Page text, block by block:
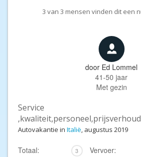
3 van 3 mensen vinden dit een
door Ed Lommel
41-50 jaar
Met gezin
Service
Autovakantie in Italië, augustus 2019
Totaal: 3 Vervoer: